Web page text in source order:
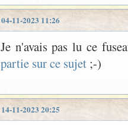
04-11-2023 11:26
Je n'avais pas lu ce
partie sur ce sujet ;-)
14-11-2023 20:25